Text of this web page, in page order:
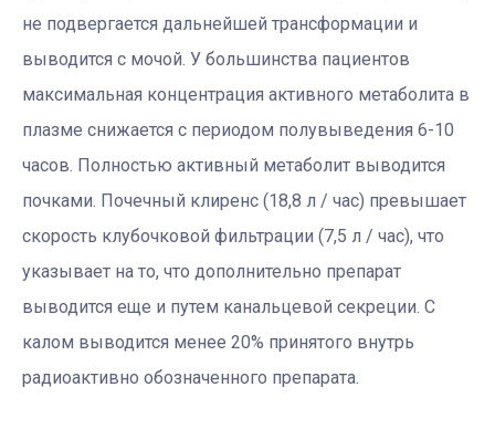
не подвергается дальнейшей трансформации и
выводится с мочой. У большинства пациентов
максимальная концентрация активного метаболита в
плазме снижается с периодом полувыведения 6-10
часов. Полностью активный метаболит выводится
почками. Почечный клиренс (18,8 л / час) превышает
скорость клубочковой фильтрации (7,5 л / час), что
указывает на то, что дополнительно препарат
выводится еще и путем канальцевой секреции. С
калом выводится менее 20% принятого внутрь
радиоактивно обозначенного препарата.